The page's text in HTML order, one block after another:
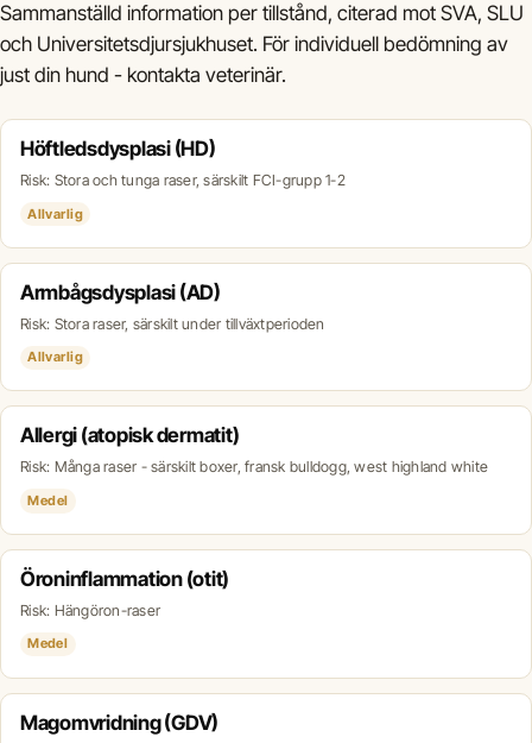
Sammanställd information per tillstånd, citerad mot SVA, SLU
och Universitetsdjursjukhuset. För individuell bedömning av
just din hund - kontakta veterinär.
Höftledsdysplasi (HD)
Risk: Stora och tunga raser, särskilt FCI-grupp 1-2
Allvarlig
Armbågsdysplasi (AD)
Risk: Stora raser, särskilt under tillväxtperioden
Allvarlig
Allergi (atopisk dermatit)
Risk: Många raser - särskilt boxer, fransk bulldogg, west highland white
Medel
Öroninflammation (otit)
Risk: Hängöron-raser
Medel
Magomvridning (GDV)